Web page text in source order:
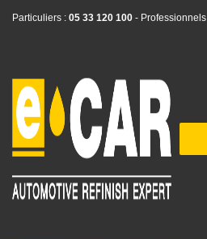
Particuliers : 05 33 120 100 - Professionnels